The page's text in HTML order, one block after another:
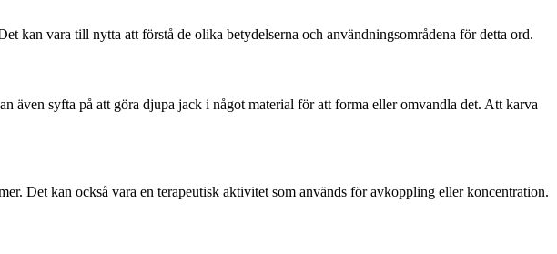
kan vara till nytta att förstå de olika betydelserna och användningsområdena för detta ord.
även syfta på att göra djupa jack i något material för att forma eller omvandla det. Att karva
Det kan också vara en terapeutisk aktivitet som används för avkoppling eller koncentration.